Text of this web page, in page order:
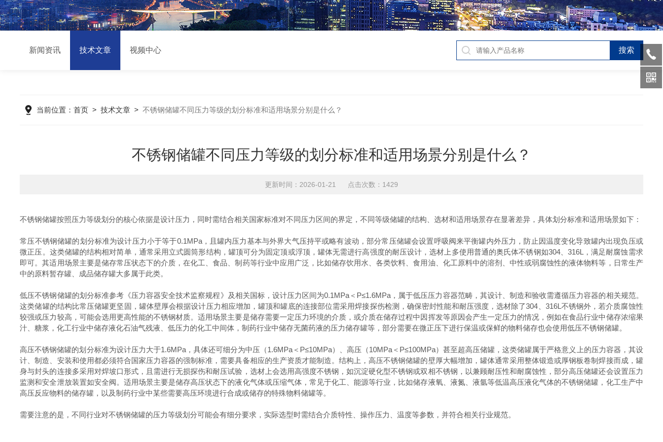
新闻资讯 技术文章 视频中心
当前位置：首页 >技术文章 >不锈钢储罐不同压力等级的划分标准和适用场景分别是什么？
不锈钢储罐不同压力等级的划分标准和适用场景分别是什么？
更新时间：2026-01-21 点击次数：1429
不锈钢储罐按照压力等级划分的核心依据是设计压力，同时需结合相关国家标准对不同压力区间的界定，不同等级储罐的结构、选材和适用场景存在显著差异，具体划分标准和适用场景如下：
常压不锈钢储罐的划分标准为设计压力小于等于0.1MPa，且罐内压力基本与外界大气压持平或略有波动，部分常压储罐会设置呼吸阀来平衡罐内外压力，防止因温度变化导致罐内出现负压或
微正压。这类储罐的结构相对简单，通常采用立式圆筒形结构，罐顶可分为固定顶或浮顶，罐体无需进行高强度的耐压设计，选材上多使用普通的奥氏体不锈钢如304、316L，满足耐腐蚀需求
即可。其适用场景主要是储存常压状态下的介质，在化工、食品、制药等行业中应用广泛，比如储存饮用水、各类饮料、食用油、化工原料中的溶剂、中性或弱腐蚀性的液体物料等，日常生产
中的原料暂存罐、成品储存罐大多属于此类。
低压不锈钢储罐的划分标准参考《压力容器安全技术监察规程》及相关国标，设计压力区间为0.1MPa＜P≤1.6MPa，属于低压压力容器范畴，其设计、制造和验收需遵循压力容器的相关规范。
这类储罐的结构比常压储罐更坚固，罐体壁厚会根据设计压力相应增加，罐顶和罐底的连接部位需采用焊接探伤检测，确保密封性能和耐压强度，选材除了304、316L不锈钢外，若介质腐蚀性
较强或压力较高，可能会选用更高性能的不锈钢材质。适用场景主要是储存需要一定压力环境的介质，或介质在储存过程中因挥发等原因会产生一定压力的情况，例如在食品行业中储存浓缩果
汁、糖浆，化工行业中储存液化石油气残液、低压力的化工中间体，制药行业中储存无菌药液的压力储存罐等，部分需要在微正压下进行保温或保鲜的物料储存也会使用低压不锈钢储罐。
高压不锈钢储罐的划分标准为设计压力大于1.6MPa，具体还可细分为中压（1.6MPa＜P≤10MPa）、高压（10MPa＜P≤100MPa）甚至超高压储罐，这类储罐属于严格意义上的压力容器，其设
计、制造、安装和使用都必须符合国家压力容器的强制标准，需要具备相应的生产资质才能制造。结构上，高压不锈钢储罐的壁厚大幅增加，罐体通常采用整体锻造或厚钢板卷制焊接而成，罐
身与封头的连接多采用对焊坡口形式，且需进行无损探伤和耐压试验，选材上会选用高强度不锈钢，如沉淀硬化型不锈钢或双相不锈钢，以兼顾耐压性和耐腐蚀性，部分高压储罐还会设置压力
监测和安全泄放装置如安全阀。适用场景主要是储存高压状态下的液化气体或压缩气体，常见于化工、能源等行业，比如储存液氧、液氮、液氩等低温高压液化气体的不锈钢储罐，化工生产中
高压反应物料的储存罐，以及制药行业中某些需要高压环境进行合成或储存的特殊物料储罐等。
需要注意的是，不同行业对不锈钢储罐的压力等级划分可能会有细分要求，实际选型时需结合介质特性、操作压力、温度等参数，并符合相关行业规范。